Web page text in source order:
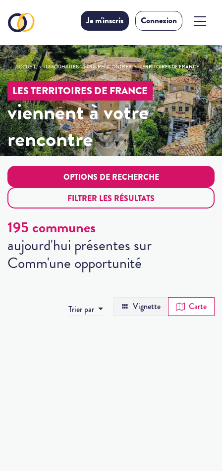
Je m'inscris Connexion
ACCUEIL ILS SOUHAITENT VOUS RENCONTRER TERRITOIRES DE FRANCE
LES TERRITOIRES DE FRANCE
viennent à votre
rencontre
OPTIONS DE RECHERCHE
FILTRER LES RÉSULTATS
195 communes
aujourd'hui présentes sur
Comm'une opportunité
Trier par Vignette Carte